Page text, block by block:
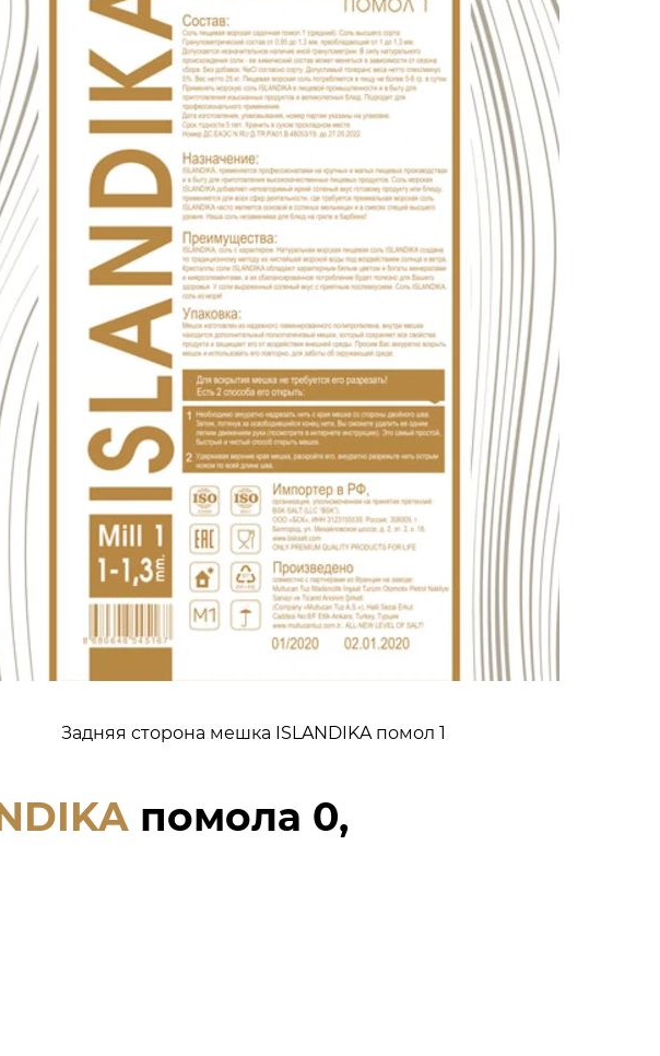
Задняя сторона мешка ISLANDIKA помол 1
помола 0,